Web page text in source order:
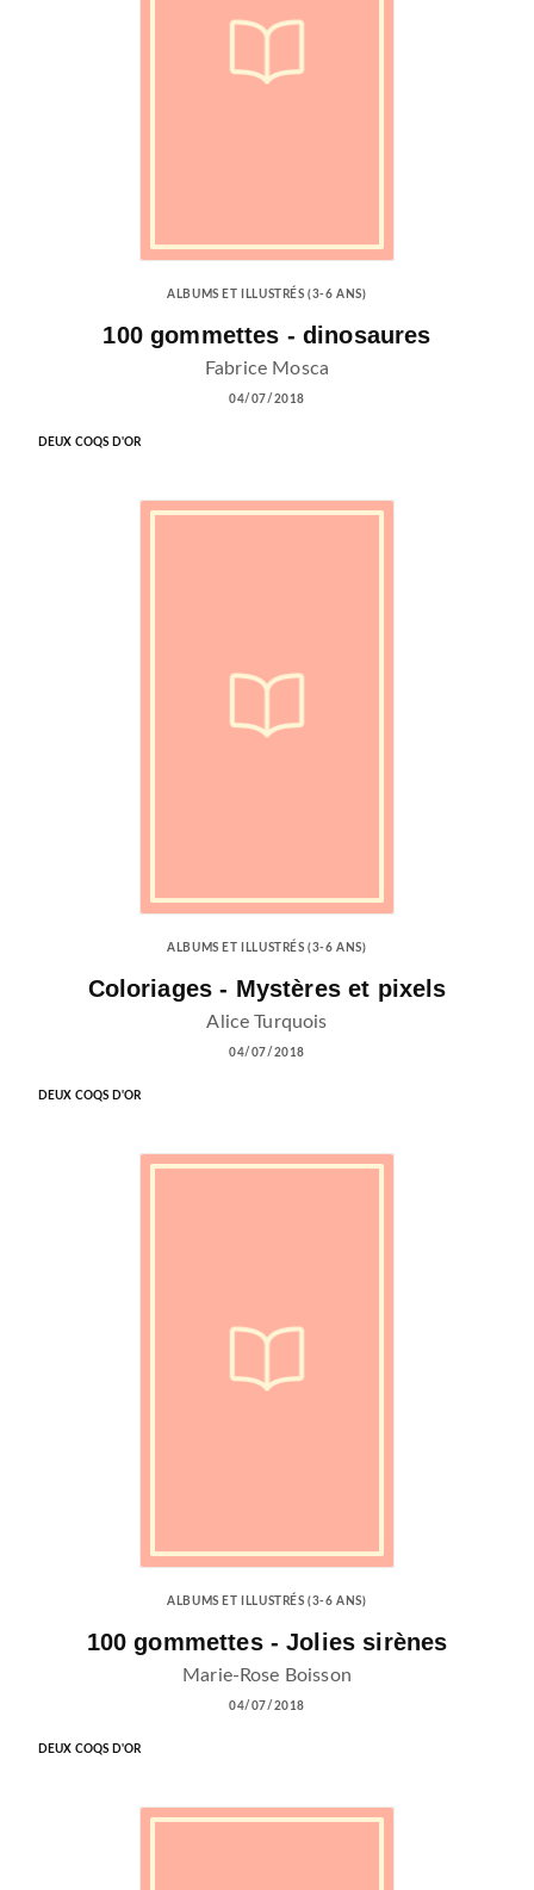
ALBUMS ET ILLUSTRÉS (3-6 ANS)
100 gommettes - dinosaures
Fabrice Mosca
04/07/2018
DEUX COQS D'OR
ALBUMS ET ILLUSTRÉS (3-6 ANS)
Coloriages - Mystères et pixels
Alice Turquois
04/07/2018
DEUX COQS D'OR
ALBUMS ET ILLUSTRÉS (3-6 ANS)
100 gommettes - Jolies sirènes
Marie-Rose Boisson
04/07/2018
DEUX COQS D'OR